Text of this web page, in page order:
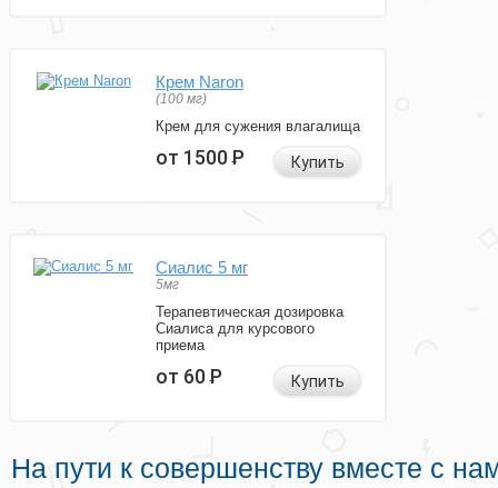
Крем Naron
(100 мг)
Крем для сужения влагалища
от 1500Р Купить
Сиалис 5 мг
5мг
Терапевтическая дозировка
Сиалиса для курсового
приема
от 60Р Купить
На пути к совершенству вместе с